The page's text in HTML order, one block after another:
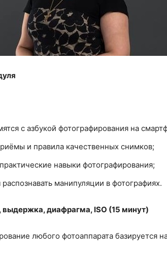
с азбукой фотографирования на
и правила качественных снимков;
навыки фотографирования;
распознавать манипуляции в фотографиях.
выдержка, диафрагма, ISO (15 минут)
любого фотоаппарата базируется